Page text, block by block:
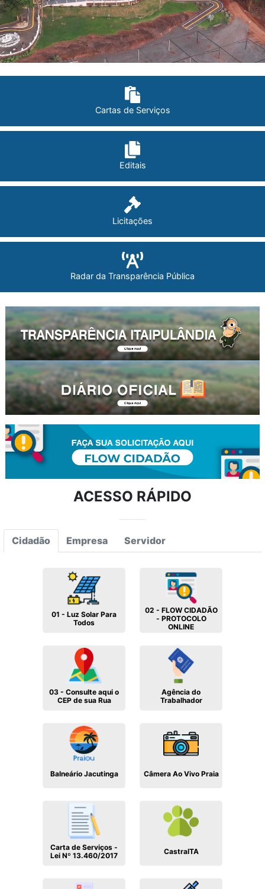
Cartas de Serviços
Editais
Licitações
Radar da Transparência Pública
ACESSO RÁPIDO
Cidadão Empresa Servidor
01 - Luz Solar Para
Todos
02 - FLOW CIDADÃO
- PROTOCOLO
ONLINE
03 - Consulte aqui o
CEP de sua Rua
Agência do
Trabalhador
Balneário Jacutinga Câmera Ao Vivo Praia
Carta de Serviços -
Lei Nº 13.460/2017
CastraITA